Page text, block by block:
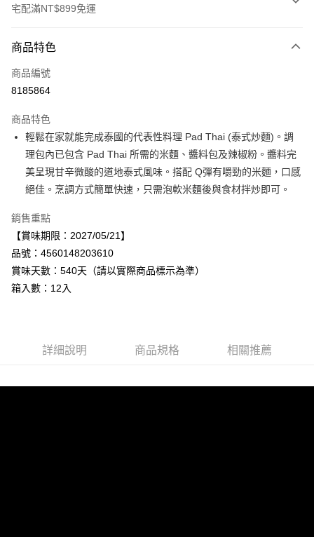
宅配滿NT$899免運
信用卡一次付款
LINE Pay
街口支付
悠遊付
Google Pay
全盈+PAY
AFTEE先享後付
相關說明
【關於「AFTEE先享後付」】
AFTEE先享後付是「在收到商品之後才付款」的支付方式。 讓您購物簡單
便利好安心！
【「AFTEE先享後付」結帳流程】
運送方式
商品特色
商品編號
8185864
商品特色
輕鬆在家就能完成泰國的代表性料理 Pad Thai (泰式炒麵)。調
理包內已包含 Pad Thai 所需的米麵、醬料包及辣椒粉。醬料完
美呈現甘辛微酸的道地泰式風味。搭配 Q彈有嚼勁的米麵，口感
絕佳。烹調方式簡單快速，只需泡軟米麵後與食材拌炒即可。
銷售重點
【賞味期限：2027/05/21】
品號：4560148203610
賞味天數：540天（請以實際商品標示為準）
箱入數：12入
詳細說明 商品規格 相關推薦